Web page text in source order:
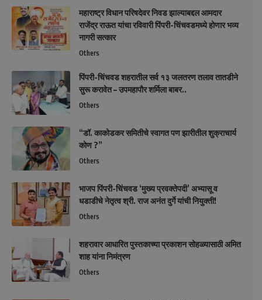
महाराष्ट्र विधान परिषदेवर निवड झाल्याबद्दल आमदार
राजेंद्र राऊत यांचा रविवारी पिंपरी-चिंचवडमध्ये होणार भव्य
नागरी सत्कार
Others
पिंपरी-चिंचवड शहरातील सर्व १३ जलतरण तलाव तातडीने
सुरू करावेत – उपमहापौर शर्मिला बाबर..
Others
“डॉ. काकोडकर समितीचे स्वागत पण झारीतील शुक्राचार्य
कोण ?”
Others
भाजप पिंपरी-चिंचवड ‘मुख्य प्रवक्तेपदी’ अभ्यासू व
धडाडीचे नेतृत्व श्री. राज अनंत दुर्गे यांची नियुक्ती!
Others
शहरावार आधारित पुस्तकाच्या प्रकाशन सोहळ्यासाठी अमित
शाह यांना निमंत्रण
Others